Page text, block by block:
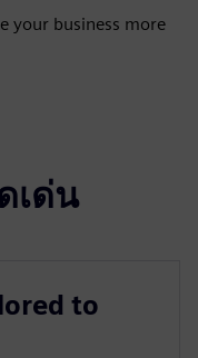
your business more
เด่น
to